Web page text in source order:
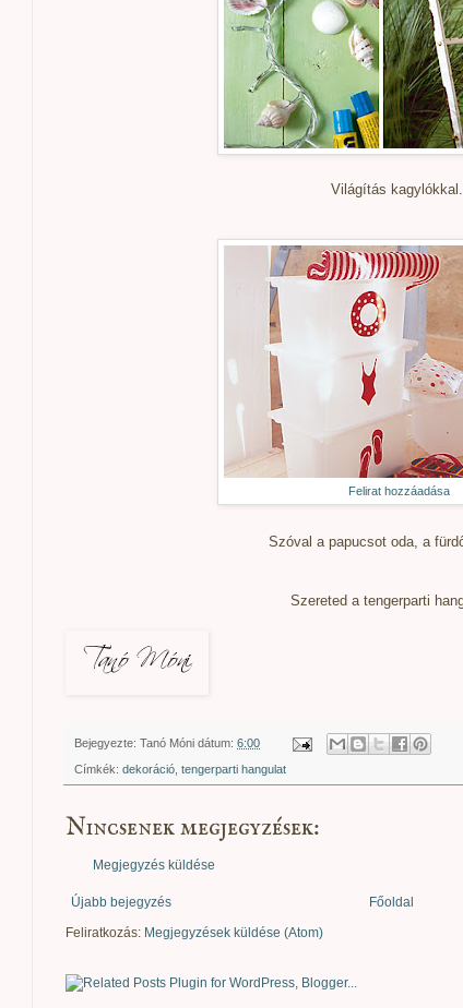
Világítás
Felirat hozzáadása
Szóval a papucsot oda, a
Szereted a tengerparti
Bejegyezte: Tanó Móni dátum: 6:00
Címkék: dekoráció, tengerparti hangulat
Nincsenek megjegyzések:
Megjegyzés küldése
Újabb bejegyzés
Főoldal
Feliratkozás: Megjegyzések küldése (Atom)